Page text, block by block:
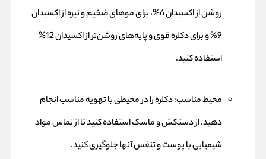
روشن از اکسیدان 6%، برای موهای ضخیم و تیره از اکسیدان
9% و برای دکلره قوی و پایه‌های روشن‌تر از اکسیدان 12%
استفاده کنید.
محیط مناسب: دکلره را در محیطی با تهویه مناسب انجام
دهید. از دستکش و ماسک استفاده کنید تا از تماس مواد
شیمیایی با پوست و تنفس آنها جلوگیری کنید.